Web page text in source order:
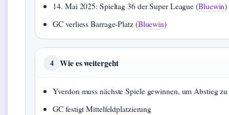
14. Mai 2025: Spieltag 36 der Super League (Bluewin)
GC verliess Barrage-Platz (Bluewin)
4 Wie es weitergeht
Yverdon muss nächste Spiele gewinnen, um Abstieg
GC festigt Mittelfeldplatzierung